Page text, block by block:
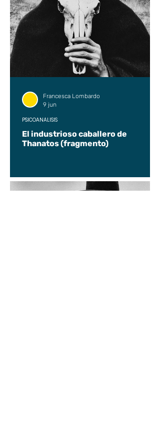
El industrioso caballero de
Thanatos (fragmento)
PSICOANÁLISIS
Francesca Lombardo
9 jun